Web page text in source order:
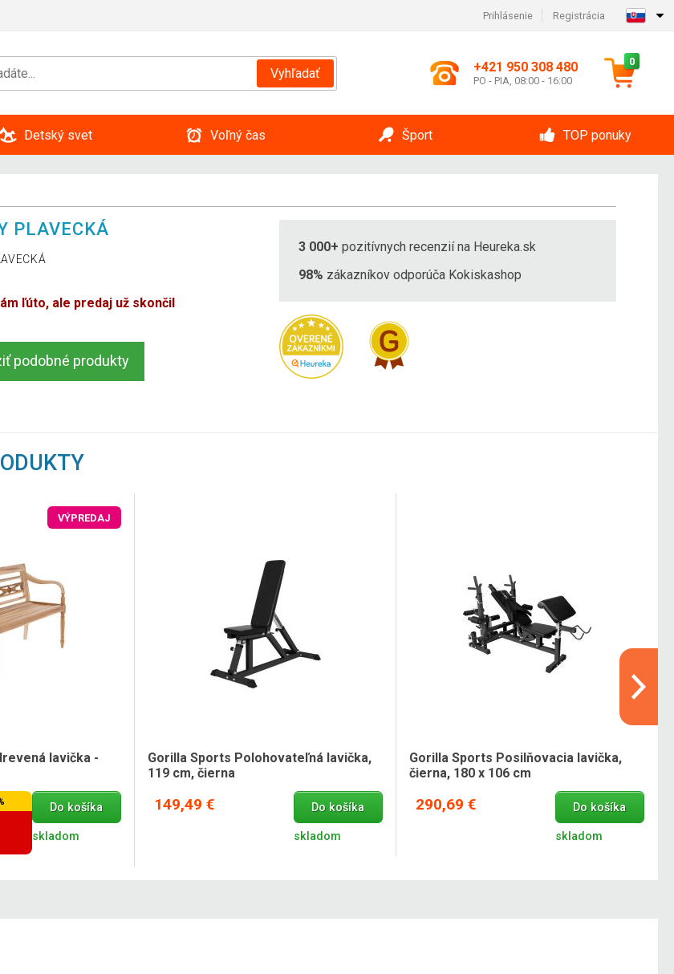
Prihlásenie Registrácia
Vyhľadať +421 950 308 480
PO - PIA, 08:00 - 16:00
0
Detský svet Voľný čas Šport TOP ponuky
PLAVECKÁ
ľúto, ale predaj už skončil
podobné produkty
3 000+ pozitívnych recenzií na Heureka.sk
98% zákazníkov odporúča Kokiskashop
VÝPREDAJ
lavička -
Do košíka
skladom
Gorilla Sports Polohovateľná lavička,
119 cm, čierna
149,49 € Do košíka
skladom
Gorilla Sports Posilňovacia lavička,
čierna, 180 x 106 cm
290,69 € Do košíka
skladom